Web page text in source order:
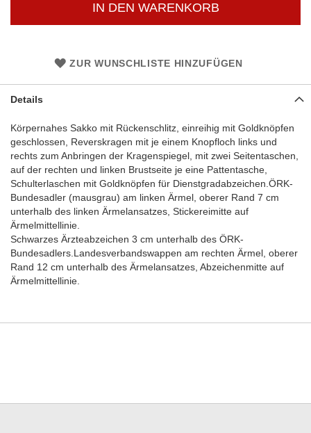
IN DEN WARENKORB
ZUR WUNSCHLISTE HINZUFÜGEN
Details
Körpernahes Sakko mit Rückenschlitz, einreihig mit Goldknöpfen
geschlossen, Reverskragen mit je einem Knopfloch links und
rechts zum Anbringen der Kragenspiegel, mit zwei Seitentaschen,
auf der rechten und linken Brustseite je eine Pattentasche,
Schulterlaschen mit Goldknöpfen für Dienstgradabzeichen.ÖRK-
Bundesadler (mausgrau) am linken Ärmel, oberer Rand 7 cm
unterhalb des linken Ärmelansatzes, Stickereimitte auf
Ärmelmittellinie.
Schwarzes Ärzteabzeichen 3 cm unterhalb des ÖRK-
Bundesadlers.Landesverbandswappen am rechten Ärmel, oberer
Rand 12 cm unterhalb des Ärmelansatzes, Abzeichenmitte auf
Ärmelmittellinie.